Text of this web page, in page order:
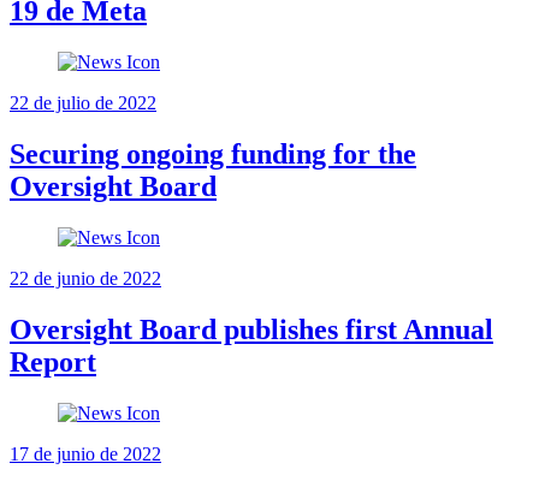
19 de Meta
22 de julio de 2022
Securing ongoing funding for the
Oversight Board
22 de junio de 2022
Oversight Board publishes first Annual
Report
17 de junio de 2022